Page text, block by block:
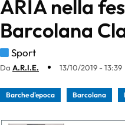
ARIA nella
Barcolana
Sport
Da A.R.I.E. 13/10/2019 - 13:39
Barche d'epoca Barcolana